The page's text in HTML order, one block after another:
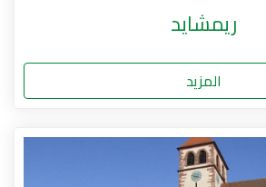
ريمشايد
المزيد